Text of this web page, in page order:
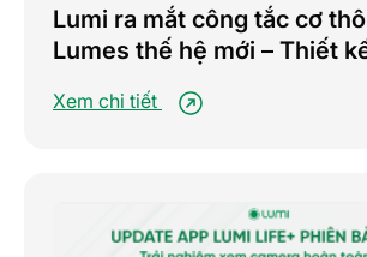
Lumi ra mắt công tắc cơ
Lumes thế hệ mới – Thiết
Xem chi tiết